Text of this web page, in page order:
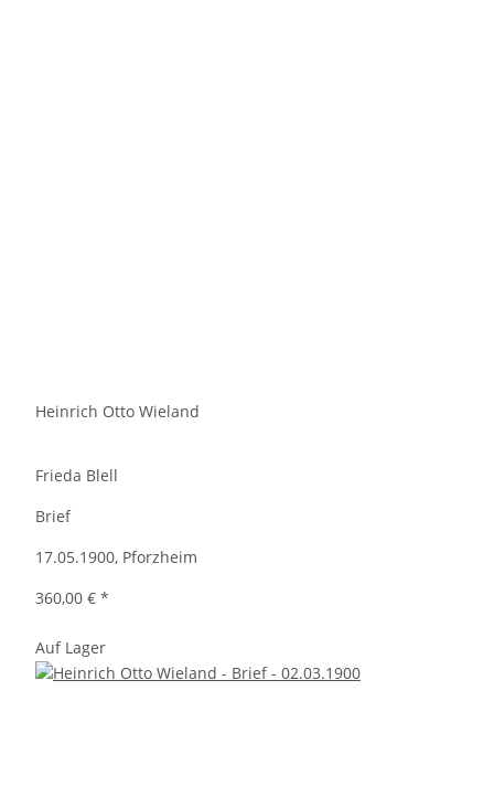
Heinrich Otto Wieland
Frieda Blell
Brief
17.05.1900, Pforzheim
360,00 € *
Auf Lager